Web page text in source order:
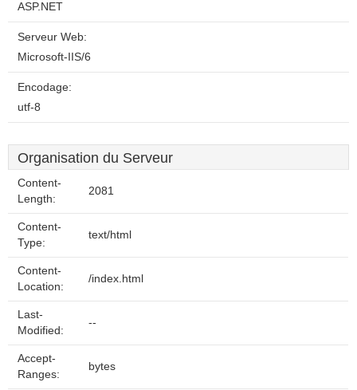
ASP.NET
Serveur Web:
Microsoft-IIS/6
Encodage:
utf-8
Organisation du Serveur
Content-
Length:
2081
Content-
Type:
text/html
Content-
Location:
/index.html
Last-
Modified:
--
Accept-
Ranges:
bytes